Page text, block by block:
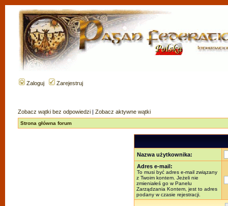
Zaloguj Zarejestruj
Zobacz wątki bez odpowiedzi | Zobacz aktywne wątki
Strona główna forum
Nazwa użytkownika:
Adres e-mail:
To musi być adres e-mail związany
z Twoim kontem. Jeżeli nie
zmieniałeś go w Panelu
Zarządzania Kontem, jest to adres
podany w czasie rejestracji.